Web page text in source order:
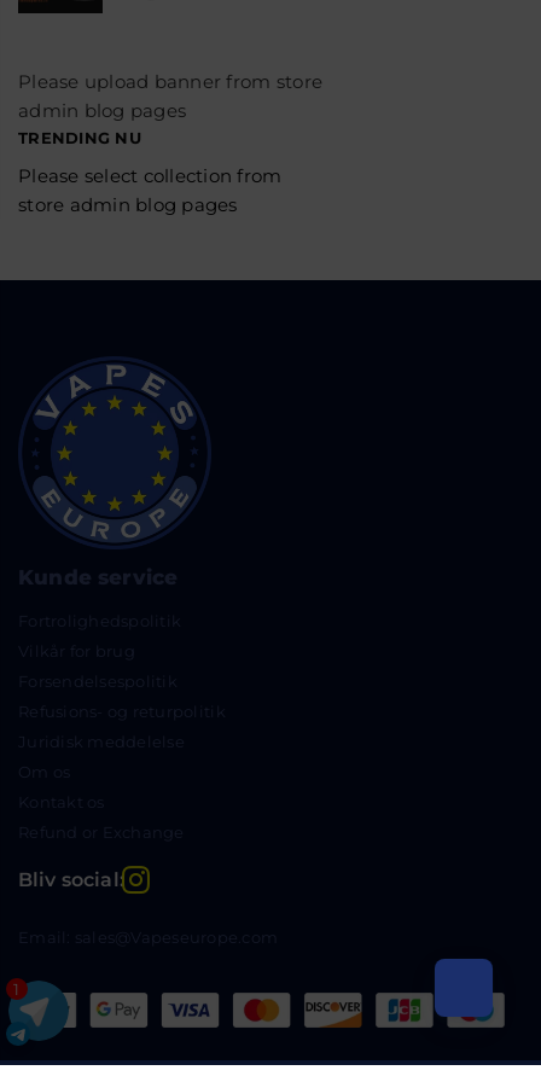
Please upload banner from store
admin blog pages
TRENDING NU
Please select collection from
store admin blog pages
Kunde service
Fortrolighedspolitik
Vilkår for brug
Forsendelsespolitik
Refusions- og returpolitik
Juridisk meddelelse
Kontakt os
Refund or Exchange
Bliv social: Instagram
Email: sales@Vapeseurope.com
1